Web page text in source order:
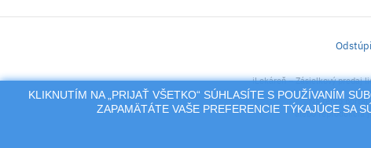
KLIKNUTÍM NA „PRIJAŤ VŠETKO“ SÚHLASÍTE S POUŽÍVANÍM
ZAPAMÄTÁTE VAŠE PREFERENCIE TÝKAJÚCE SA
iLekáreň – Zásielkový predaj
Na tento portál
alebo reprodukcia